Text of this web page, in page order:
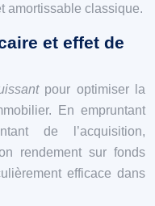
amortissable classique.
et effet de
pour optimiser la
En empruntant
de l’acquisition,
rendement sur fonds
efficace dans